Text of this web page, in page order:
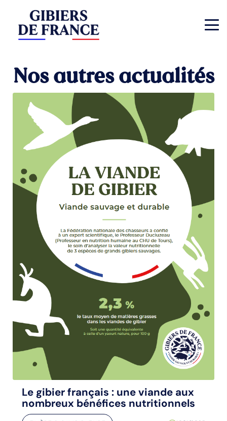
Nos autres actualités
Le gibier français : une viande aux
nombreux bénéfices nutritionnels